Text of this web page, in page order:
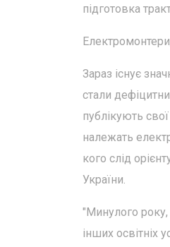
підготовка
Зараз існує
стали
публікують
належать
кого слід
України.
"Минулого року,
інших освітніх